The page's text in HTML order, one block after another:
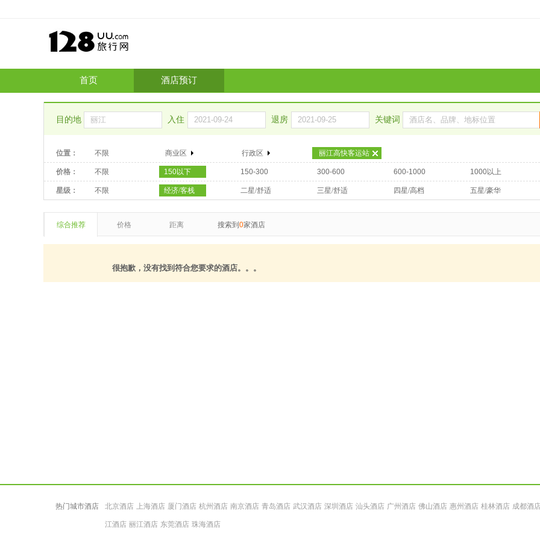
首页 酒店预订
目的地 入住 退房 关键词
位置： 不限 商业区 行政区 丽江高快客运站
价格： 不限 150以下 150-300 300-600 600-1000 1000以上
星级： 不限 经济/客栈 二星/舒适 三星/舒适 四星/高档 五星/豪华
综合推荐 价格 距离 搜索到 0家酒店
很抱歉，没有找到符合您要求的酒店。。。
热门城市酒店 北京酒店 上海酒店 厦门酒店 杭州酒店 南京酒店 青岛酒店 武汉酒店 深圳酒店 汕头酒店 广州酒店 佛山酒店 惠州酒店 桂林酒店 成都酒
江酒店 丽江酒店 东莞酒店 珠海酒店